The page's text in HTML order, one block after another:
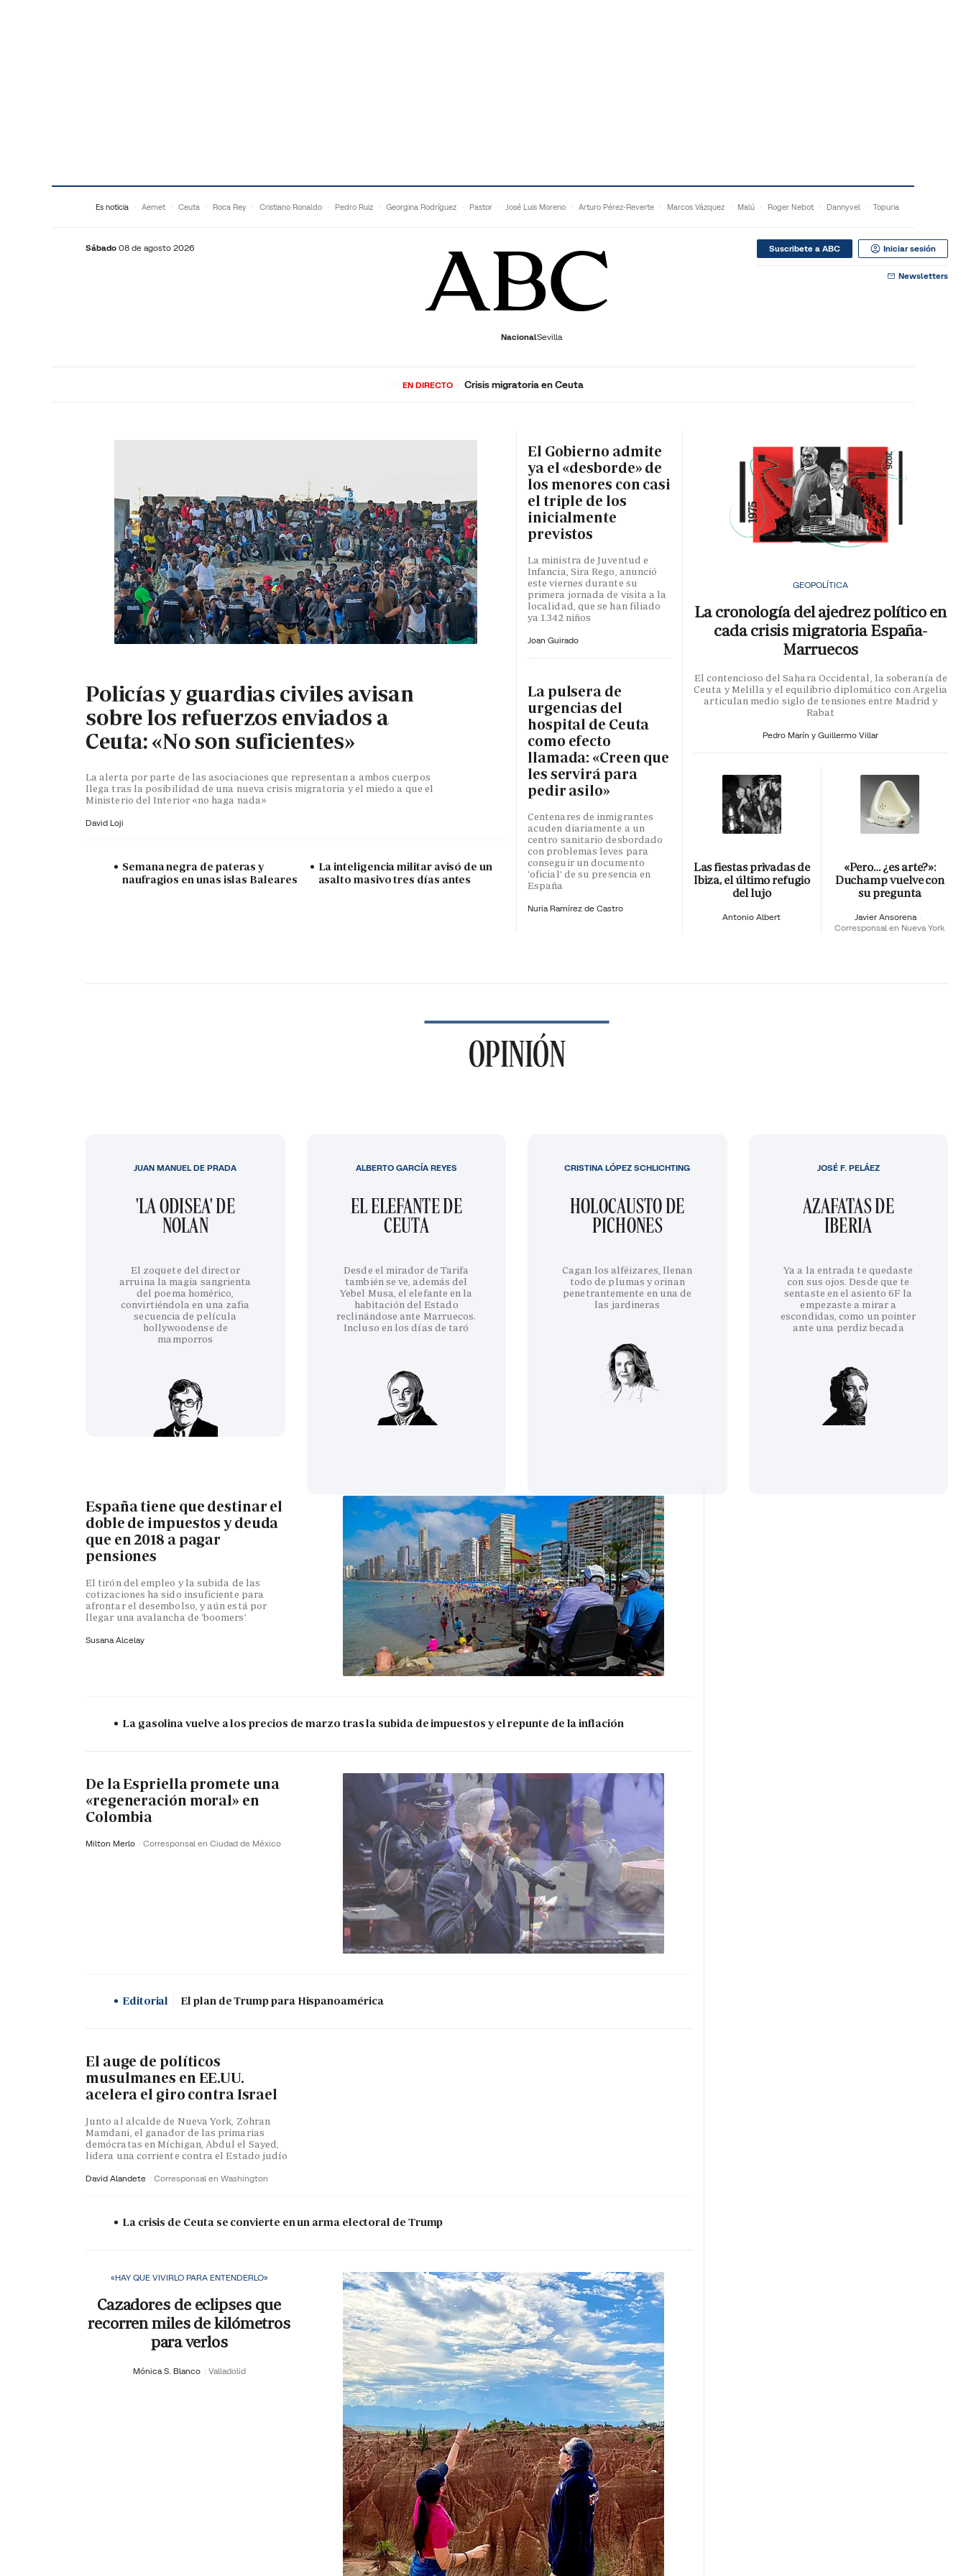
Es noticia Aemet Ceuta Roca Rey Cristiano Ronaldo Pedro Ruiz Georgina Rodríguez Pastor José Luis Moreno Arturo Pérez-Reverte Marcos Vázquez Malú Roger Nebot Dannyvel Topuria
Sábado 08 de agosto 2026
NacionalSevilla
Suscribete a ABC Iniciar sesión
Newsletters
ECONOMÍADEPORTES SOCIEDADCULTURAGENTEPLAY
EN DIRECTO Crisis migratoria en Ceuta
Policías y guardias civiles avisan
sobre los refuerzos enviados a
Ceuta: «No son suficientes»
La alerta por parte de las asociaciones que representan a ambos cuerpos
llega tras la posibilidad de una nueva crisis migratoria y el miedo a que el
Ministerio del Interior «no haga nada»
David Loji
Semana negra de pateras y
naufragios en unas islas Baleares
La inteligencia militar avisó de un
asalto masivo tres días antes
El Gobierno admite
ya el «desborde» de
los menores con casi
el triple de los
inicialmente
previstos
La ministra de Juventud e
Infancia, Sira Rego, anunció
este viernes durante su
primera jornada de visita a la
localidad, que se han filiado
ya 1.342 niños
Joan Guirado
La pulsera de
urgencias del
hospital de Ceuta
como efecto
llamada: «Creen que
les servirá para
pedir asilo»
Centenares de inmigrantes
acuden diariamente a un
centro sanitario desbordado
con problemas leves para
conseguir un documento
'oficial' de su presencia en
España
Nuria Ramírez de Castro
GEOPOLÍTICA
La cronología del ajedrez político en
cada crisis migratoria España-
Marruecos
El contencioso del Sahara Occidental, la soberanía de
Ceuta y Melilla y el equilibrio diplomático con Argelia
articulan medio siglo de tensiones entre Madrid y
Rabat
Pedro Marín y Guillermo Villar
Las fiestas privadas de
Ibiza, el último refugio
del lujo
Antonio Albert
«Pero… ¿es arte?»:
Duchamp vuelve con
su pregunta
Javier Ansorena
Corresponsal en Nueva York
OPINIÓN
'LA ODISEA' DE
NOLAN
El zoquete del director
arruina la magia sangrienta
del poema homérico,
convirtiéndola en una zafia
secuencia de película
hollywoodense de
mamporros
JUAN MANUEL DE PRADA
EL ELEFANTE DE
CEUTA
Desde el mirador de Tarifa
también se ve, además del
Yebel Musa, el elefante en la
habitación del Estado
reclinándose ante Marruecos.
Incluso en los días de taró
ALBERTO GARCÍA REYES
HOLOCAUSTO DE
PICHONES
Cagan los alféizares, llenan
todo de plumas y orinan
penetrantemente en una de
las jardineras
CRISTINA LÓPEZ SCHLICHTING
AZAFATAS DE
IBERIA
Ya a la entrada te quedaste
con sus ojos. Desde que te
sentaste en el asiento 6F la
empezaste a mirar a
escondidas, como un pointer
ante una perdiz becada
JOSÉ F. PELÁEZ
España tiene que destinar el
doble de impuestos y deuda
que en 2018 a pagar
pensiones
El tirón del empleo y la subida de las
cotizaciones ha sido insuficiente para
afrontar el desembolso, y aún está por
llegar una avalancha de 'boomers'
Susana Alcelay
La gasolina vuelve a los precios de marzo tras la subida de impuestos y el repunte de la inflación
De la Espriella promete una
«regeneración moral» en
Colombia
Milton Merlo Corresponsal en Ciudad de México
Editorial El plan de Trump para Hispanoamérica
El auge de políticos
musulmanes en EE.UU.
acelera el giro contra Israel
Junto al alcalde de Nueva York, Zohran
Mamdani, el ganador de las primarias
demócratas en Míchigan, Abdul el Sayed,
lidera una corriente contra el Estado judío
David Alandete Corresponsal en Washington
La crisis de Ceuta se convierte en un arma electoral de Trump
«HAY QUE VIVIRLO PARA ENTENDERLO»
Cazadores de eclipses que
recorren miles de kilómetros
para verlos
Mónica S. Blanco Valladolid